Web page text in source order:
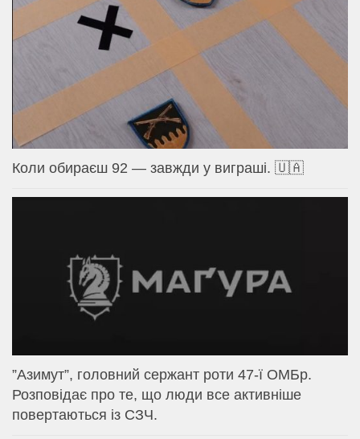
Коли обираєш 92 — завжди у виграші. 🇺🇦
⁨”Азимут”, головний сержант роти 47-ї ОМБр.
Розповідає про те, що люди все активніше
повертаються із СЗЧ.